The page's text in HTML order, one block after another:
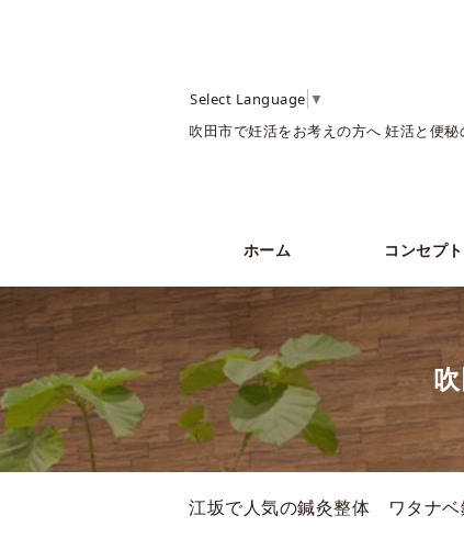
Select Language ▼
吹田市で妊活をお考えの方へ 妊活と便秘
ホーム コンセプト
江坂で人気の鍼灸整体 ワタナベ